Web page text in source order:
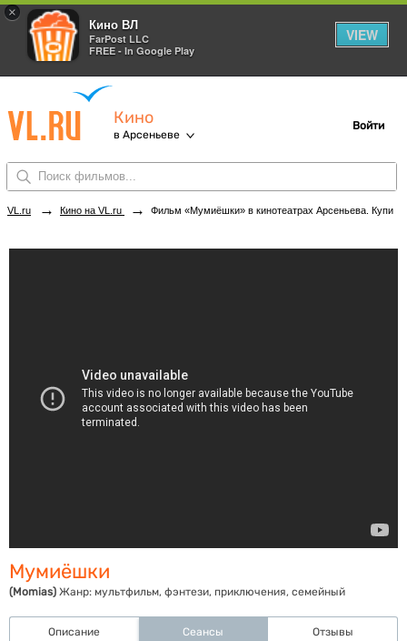
×
Кино ВЛ
FarPost LLC
FREE - In Google Play
VIEW
Кино
в Арсеньеве
Войти
VL.ru → Кино на VL.ru → Фильм «Мумиёшки» в кинотеатрах Арсеньева. Купить билеты!
Мумиёшки
(Momias) Жанр: мультфильм, фэнтези, приключения, семейный
Описание Сеансы Отзывы